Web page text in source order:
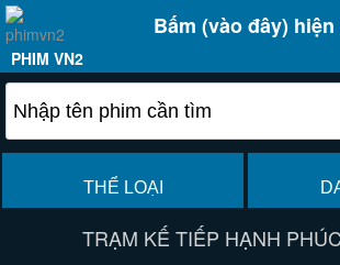
Bấm (vào đây)
PHIM VN2
THỂ LOẠI
TRẠM KẾ TIẾP HẠNH